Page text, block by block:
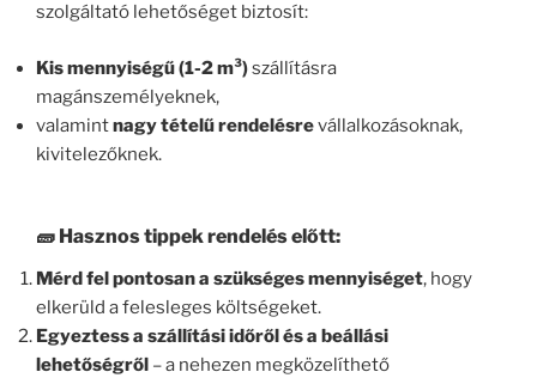
szolgáltató lehetőséget biztosít:
Kis mennyiségű (1-2 m³)szállításra
magánszemélyeknek,
valamintnagy tételű rendelésrevállalkozásoknak,
kivitelezőknek.
🧱 Hasznos tippek rendelés előtt:
Mérd fel pontosan a szükséges mennyiséget, hogy
elkerüld a felesleges költségeket.
Egyeztess a szállítási időről és a beállási
lehetőségről – a nehezen megközelíthető